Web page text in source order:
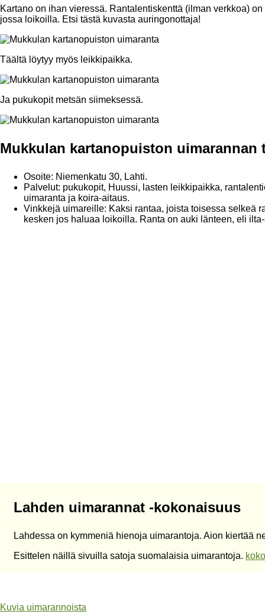
Kartano on ihan vieressä. Rantalentiskenttä (ilman verkkoa)
jossa loikoilla. Etsi tästä kuvasta auringonottaja!
Täältä löytyy myös leikkipaikka.
Ja pukukopit metsän siimeksessä.
Mukkulan kartanopuiston uimarannan
Osoite: Niemenkatu 30, Lahti.
Palvelut: pukukopit, Huussi, lasten leikkipaikka,
uimaranta ja koira-aitaus.
Vinkkejä uimareille: Kaksi rantaa, joista toisessa selkeä
kesken jos haluaa loikoilla. Ranta on auki länteen, eli
Lahden uimarannat -kokonaisuus
Lahdessa on kymmeniä hienoja uimarantoja. Aion kiertää
Esittelen näillä sivuilla satoja suomalaisia uimarantoja.
Kuvia uimarannoista